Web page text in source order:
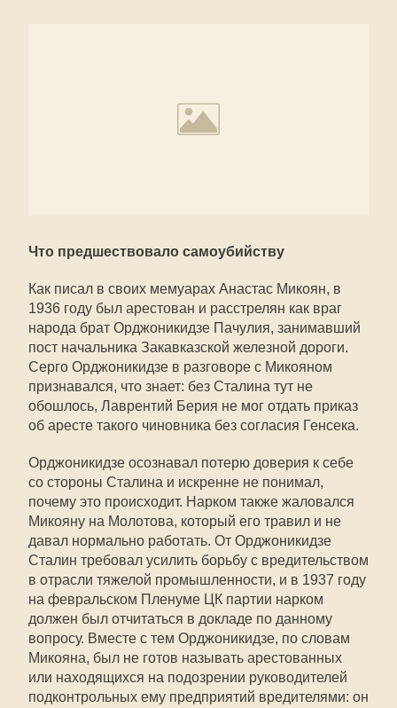
Что предшествовало самоубийству
Как писал в своих мемуарах Анастас Микоян, в
1936 году был арестован и расстрелян как враг
народа брат Орджоникидзе Пачулия, занимавший
пост начальника Закавказской железной дороги.
Серго Орджоникидзе в разговоре с Микояном
признавался, что знает: без Сталина тут не
обошлось, Лаврентий Берия не мог отдать приказ
об аресте такого чиновника без согласия Генсека.
Орджоникидзе осознавал потерю доверия к себе
со стороны Сталина и искренне не понимал,
почему это происходит. Нарком также жаловался
Микояну на Молотова, который его травил и не
давал нормально работать. От Орджоникидзе
Сталин требовал усилить борьбу с вредительством
в отрасли тяжелой промышленности, и в 1937 году
на февральском Пленуме ЦК партии нарком
должен был отчитаться в докладе по данному
вопросу. Вместе с тем Орджоникидзе, по словам
Микояна, был не готов называть арестованных
или находящихся на подозрении руководителей
подконтрольных ему предприятий вредителями: он